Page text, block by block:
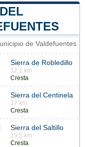
de Valdefuentes
Sierra de Robledillo
12.1 km
Cresta
Sierra del Centinela
17 km
Cresta
Sierra del Saltillo
19.5 km
Cresta